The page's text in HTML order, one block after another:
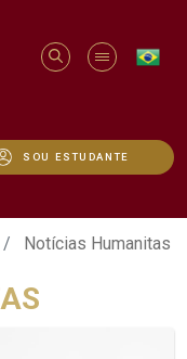
SOU ESTUDANTE
Notícias Humanitas